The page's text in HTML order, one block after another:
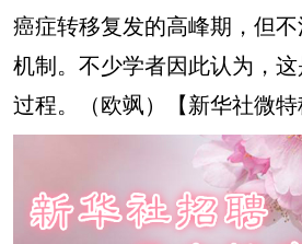
癌症转移复发的高峰期，但
机制。不少学者因此认为，
过程。（欧飒）【新华社微特